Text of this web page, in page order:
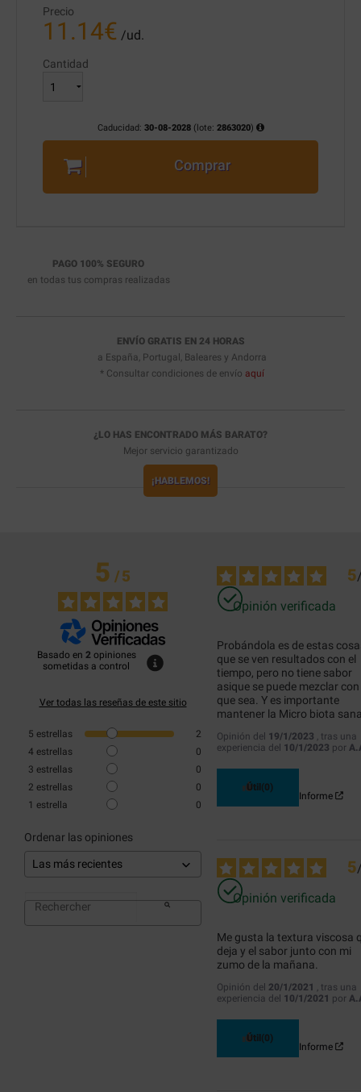
Precio
11.14€ /ud.
Cantidad
Caducidad: 30-08-2028(lote: 2863020)
Comprar
PAGO 100% SEGURO
en todas tus compras realizadas
ENVÍO GRATIS EN 24 HORAS
a España, Portugal, Baleares y Andorra
* Consultar condiciones de envío aquí
¿LO HAS ENCONTRADO MÁS BARATO?
Mejor servicio garantizado
¡HABLEMOS!
5/5
Basado en 2 opiniones
sometidas a control
Ver todas las reseñas de este sitio
5 estrellas
2
4 estrellas
0
3 estrellas
0
2 estrellas
0
1 estrella 0
Ordenar las opiniones
5
Opinión verificada
Probándola es de estas
que se ven resultados con el
tiempo, pero no tiene sabor
asique se puede mezclar
que sea. Y es importante
mantener la Micro biota
Opinión del 19/1/2023 , tras una
experiencia del 10/1/2023 por
Útil (0)
Informe
5
Opinión verificada
Me gusta la textura viscosa
deja y el sabor junto con mi
zumo de la mañana.
Opinión del 20/1/2021 , tras una
experiencia del 10/1/2021 por
Útil (0)
Informe